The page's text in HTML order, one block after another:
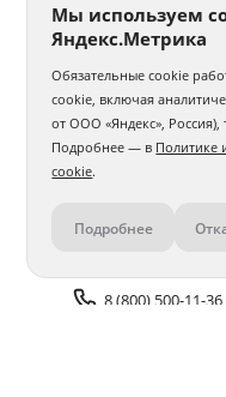
Контакты
8 (800) 500-11-36
Мы используем
Яндекс.Метрика
Обязательные cookie
cookie, включая
от ООО «Яндекс», Россия),
Подробнее — в Политике
cookie.
Подробнее